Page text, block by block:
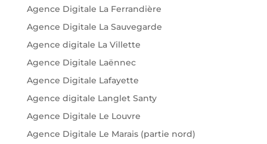
Agence Digitale La Ferrandière
Agence Digitale La Sauvegarde
Agence digitale La Villette
Agence Digitale Laënnec
Agence Digitale Lafayette
Agence digitale Langlet Santy
Agence Digitale Le Louvre
Agence Digitale Le Marais (partie nord)